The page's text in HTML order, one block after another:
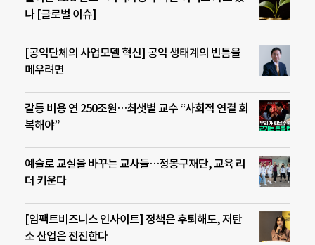
나 [글로벌 이슈]
[공익단체의 사업모델 혁신] 공익 생태계의 빈틈을
메우려면
갈등 비용 연 250조원…최샛별 교수 “사회적 연결 회
복해야”
예술로 교실을 바꾸는 교사들…정몽구재단, 교육 리
더 키운다
[임팩트비즈니스 인사이트] 정책은 후퇴해도, 저탄
소 산업은 전진한다